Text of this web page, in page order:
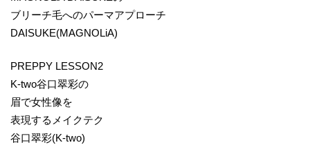
ブリーチ毛へのパーマアプローチ
DAISUKE(MAGNOLiA)
PREPPY LESSON2
K-two谷口翠彩の
眉で女性像を
表現するメイクテク
谷口翠彩(K-two)